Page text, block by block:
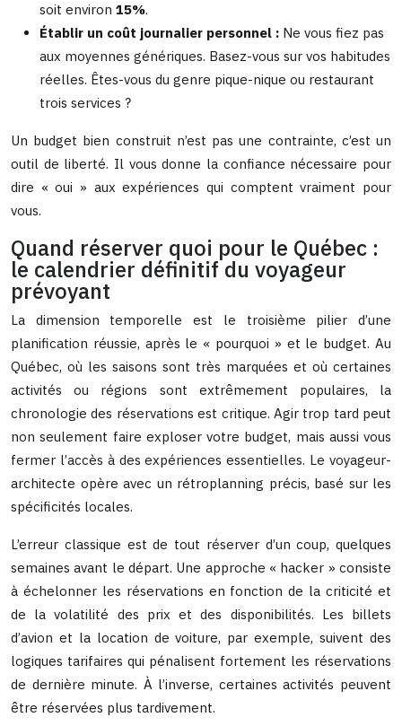
soit environ 15%.
Établir un coût journalier personnel : Ne vous fiez pas
aux moyennes génériques. Basez-vous sur vos habitudes
réelles. Êtes-vous du genre pique-nique ou restaurant
trois services ?
Un budget bien construit n’est pas une contrainte, c’est un
outil de liberté. Il vous donne la confiance nécessaire pour
dire « oui » aux expériences qui comptent vraiment pour
vous.
Quand réserver quoi pour le Québec :
le calendrier définitif du voyageur
prévoyant
La dimension temporelle est le troisième pilier d’une
planification réussie, après le « pourquoi » et le budget. Au
Québec, où les saisons sont très marquées et où certaines
activités ou régions sont extrêmement populaires, la
chronologie des réservations est critique. Agir trop tard peut
non seulement faire exploser votre budget, mais aussi vous
fermer l’accès à des expériences essentielles. Le voyageur-
architecte opère avec un rétroplanning précis, basé sur les
spécificités locales.
L’erreur classique est de tout réserver d’un coup, quelques
semaines avant le départ. Une approche « hacker » consiste
à échelonner les réservations en fonction de la criticité et
de la volatilité des prix et des disponibilités. Les billets
d’avion et la location de voiture, par exemple, suivent des
logiques tarifaires qui pénalisent fortement les réservations
de dernière minute. À l’inverse, certaines activités peuvent
être réservées plus tardivement.